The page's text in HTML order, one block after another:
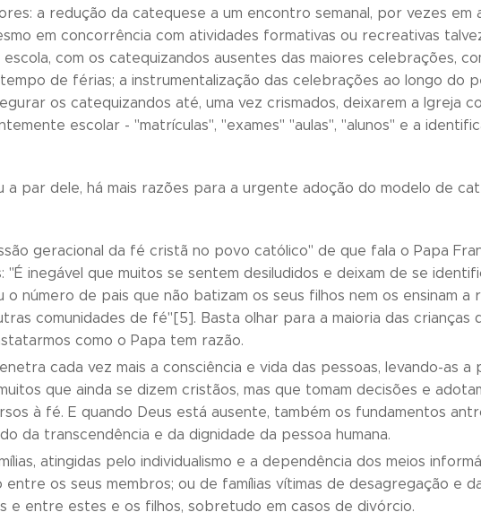
a redução da catequese a um encontro semanal, por vezes em
em concorrência com atividades formativas ou recreativas
com os catequizandos ausentes das maiores celebrações,
de férias; a instrumentalização das celebrações ao longo do
os catequizandos até, uma vez crismados, deixarem a Igreja
escolar - "matrículas", "exames" "aulas", "alunos" e a
a par dele, há mais razões para a urgente adoção do modelo de
geracional da fé cristã no povo católico" de que fala o Papa
"É inegável que muitos se sentem desiludidos e deixam de se
o número de pais que não batizam os seus filhos nem os ensinam a
comunidades de fé"[5]. Basta olhar para a maioria das crianças
como o Papa tem razão.
cada vez mais a consciência e vida das pessoas, levando-as a
que ainda se dizem cristãos, mas que tomam decisões e
à fé. E quando Deus está ausente, também os fundamentos
da transcendência e da dignidade da pessoa humana.
atingidas pelo individualismo e a dependência dos meios
os seus membros; ou de famílias vítimas de desagregação e
e entre estes e os filhos, sobretudo em casos de divórcio.